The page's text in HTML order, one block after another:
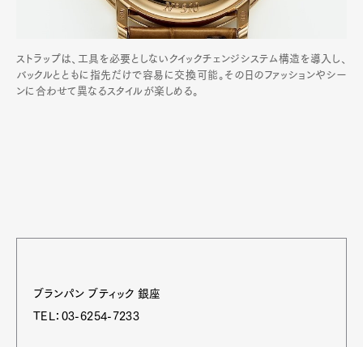
ストラップは、工具を必要としないクイックチェンジシステム構造を導入し、
バックルとともに指先だけで容易に交換可能。その日のファッションやシー
ンに合わせて異なるスタイルが楽しめる。
ブランパン ブティック 銀座
TEL：03-6254-7233